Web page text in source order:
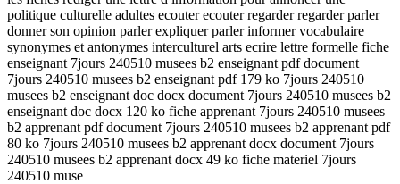
politique culturelle adultes ecouter ecouter regarder regarder parler
donner son opinion parler expliquer parler informer vocabulaire
synonymes et antonymes interculturel arts ecrire lettre formelle fiche
enseignant 7jours 240510 musees b2 enseignant pdf document
7jours 240510 musees b2 enseignant pdf 179 ko 7jours 240510
musees b2 enseignant doc docx document 7jours 240510 musees b2
enseignant doc docx 120 ko fiche apprenant 7jours 240510 musees
b2 apprenant pdf document 7jours 240510 musees b2 apprenant pdf
80 ko 7jours 240510 musees b2 apprenant docx document 7jours
240510 musees b2 apprenant docx 49 ko fiche materiel 7jours
240510 muse